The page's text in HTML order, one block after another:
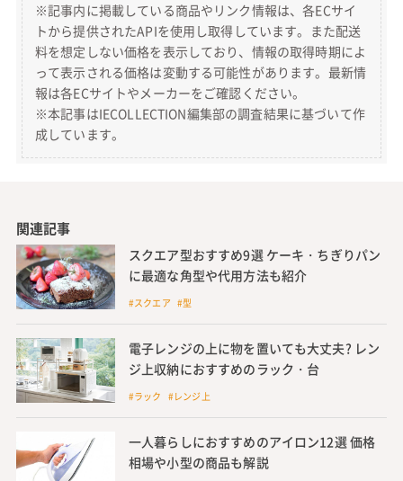
※記事内に掲載している商品やリンク情報は、各ECサイ
トから提供されたAPIを使用し取得しています。また配送
料を想定しない価格を表示しており、情報の取得時期によ
って表示される価格は変動する可能性があります。最新情
報は各ECサイトやメーカーをご確認ください。
※本記事はIECOLLECTION編集部の調査結果に基づいて作
成しています。
関連記事
スクエア型おすすめ9選 ケーキ・ちぎりパン
に最適な角型や代用方法も紹介
#スクエア #型
電子レンジの上に物を置いても大丈夫? レン
ジ上収納におすすめのラック・台
#ラック #レンジ上
一人暮らしにおすすめのアイロン12選 価格
相場や小型の商品も解説